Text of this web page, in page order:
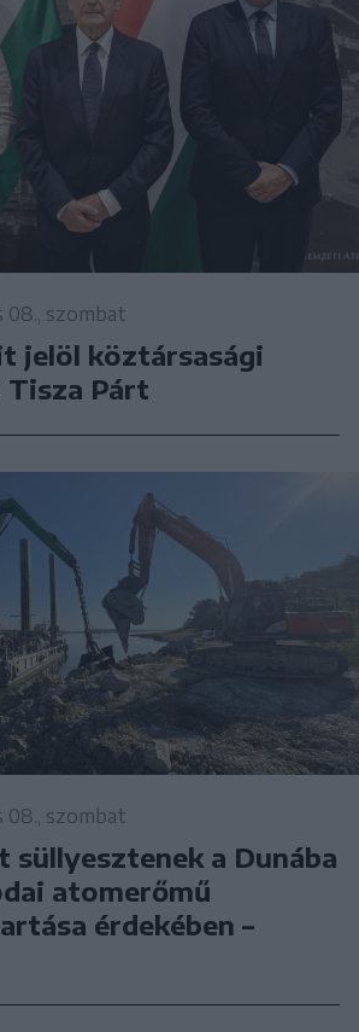
08., szombat
jelöl köztársasági
Tisza Párt
08., szombat
süllyesztenek a Dunába
atomerőmű
érdekében –